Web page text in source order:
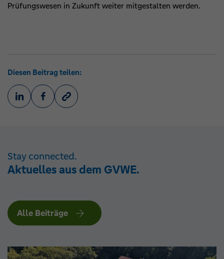
Prüfungswesen in Zukunft weiter mitgestalten werden.
Diesen Beitrag teilen:
Stay connected.
Aktuelles aus dem GVWE.
Alle Beiträge